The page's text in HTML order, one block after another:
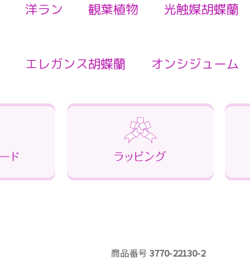
洋ラン 観葉植物 光触媒胡蝶蘭
エレガンス胡蝶蘭 オンシジューム
商品番号 3770-22130-2